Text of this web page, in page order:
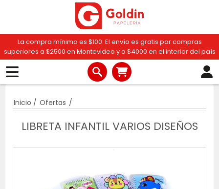
La compra mínima es $100. El envío es gratis por compras
superiores a $2500 en Montevideo y a $4000 en el interior del país
Inicio / Ofertas /
LIBRETA INFANTIL VARIOS DISEÑOS